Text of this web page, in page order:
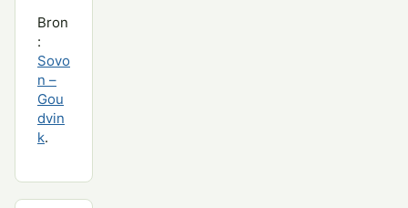
Bron
:
Sovo
n –
Gou
dvin
k.